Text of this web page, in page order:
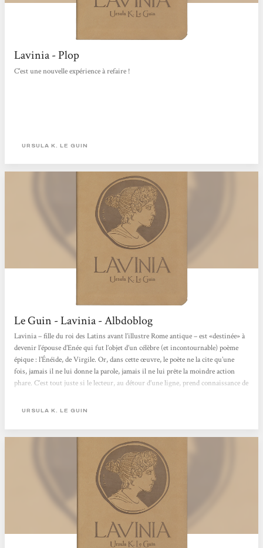
Lavinia - Plop
C'est une nouvelle expérience à refaire !
URSULA K. LE GUIN
Le Guin - Lavinia - Albdoblog
Lavinia – fille du roi des Latins avant l’illustre Rome antique – est «destinée» à
devenir l’épouse d’Enée qui fut l’objet d’un célèbre (et incontournable) poème
épique : l’Énéide, de Virgile. Or, dans cette œuvre, le poète ne la cite qu’une
fois, jamais il ne lui donne la parole, jamais il ne lui prête la moindre action
phare. C’est tout juste si le lecteur, au détour d’une ligne, prend connaissance de
le roman...
URSULA K. LE GUIN